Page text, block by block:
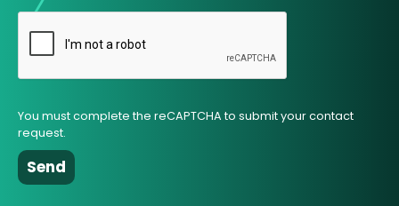
You must complete the reCAPTCHA to submit your contact
request.